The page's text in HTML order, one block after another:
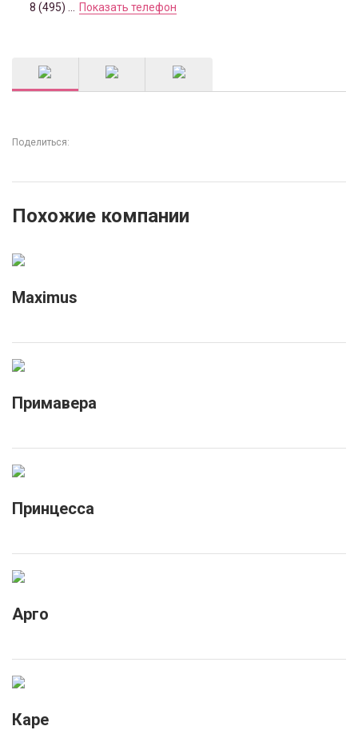
8 (495) ...
Показать телефон
Поделиться:
Похожие компании
Maximus
Примавера
Принцесса
Арго
Каре